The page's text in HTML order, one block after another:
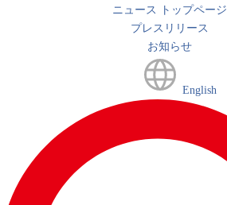
ニュース トップページ
プレスリリース
お知らせ
English